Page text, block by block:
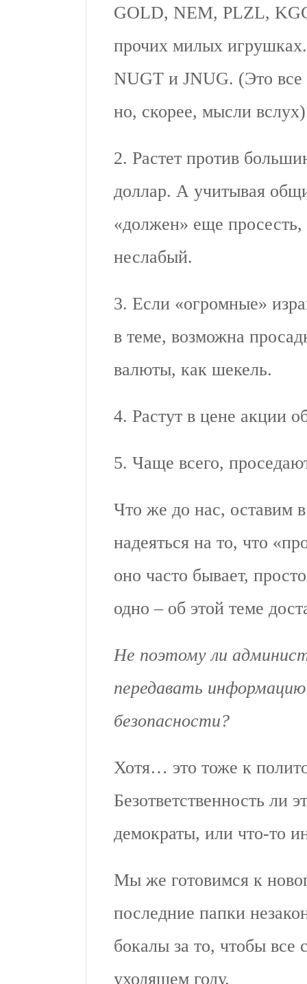
GOLD, NEM, PLZL,
прочих милых
NUGT и JNUG. (Это
но, скорее, мысли
2. Растет против
доллар. А учитывая
«должен» еще
неслабый.
3. Если «огромные»
в теме, возможна
валюты, как шекель.
4. Растут в цене акции
5. Чаще всего,
Что же до нас, оставим
надеяться на то, что
оно часто бывает,
одно – об этой теме
Не поэтому ли
передавать
безопасности?
Хотя… это тоже к
Безответственность ли
демократы, или что-то
Мы же готовимся к
последние папки
бокалы за то, чтобы все
уходящем году.